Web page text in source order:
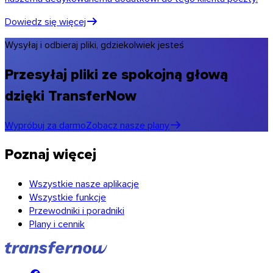
Dowiedz się więcej
Wysyłaj i odbieraj pliki, gdziekolwiek jesteś
Przesyłaj pliki ze spokojną głową
dzięki TransferNow
Wypróbuj za darmoZobacz nasze plany
Poznaj więcej
Wszystkie nasze aplikacje
Wszystkie funkcje
Przewodniki i poradniki
Plany i cennik